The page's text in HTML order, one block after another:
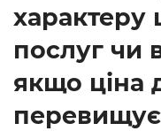
послуг чи
якщо ціна